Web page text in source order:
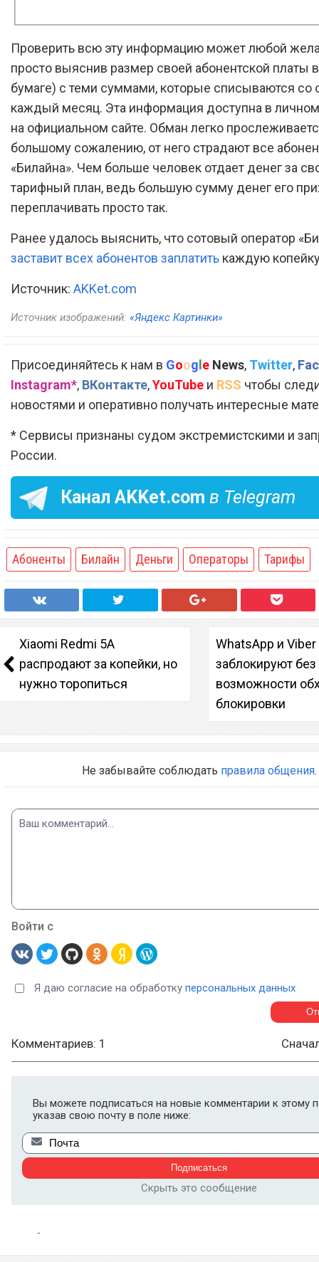
Проверить всю эту информацию может любой
просто выяснив размер своей абонентской платы
бумаге) с теми суммами, которые списываются со
каждый месяц. Эта информация доступна в личном
на официальном сайте. Обман легко
большому сожалению, от него страдают все
«Билайна». Чем больше человек отдает денег за
тарифный план, ведь большую сумму денег его
переплачивать просто так.
Ранее удалось выяснить, что сотовый оператор
заставит всех абонентов заплатить каждую
Источник: AKKet.com
Источник изображений: «Яндекс Картинки»
Присоединяйтесь к нам в Google News, Twitter,
Instagram*, ВКонтакте,YouTube и RSS чтобы
новостями и оперативно получать интересные
* Сервисы признаны судом экстремистскими и
России.
Канал AKKet.com в Telegram
Абоненты Билайн Деньги Операторы Тарифы
Xiaomi Redmi 5A
распродают за копейки, но
нужно торопиться
WhatsApp и
заблокируют без
возможности
блокировки
Не забывайте соблюдать правила общения.
Войти с
Я даю согласие на обработку персональных данных
Комментариев: 1
Вы можете подписаться на новые комментарии к этому
указав свою почту в поле ниже:
Скрыть это сообщение